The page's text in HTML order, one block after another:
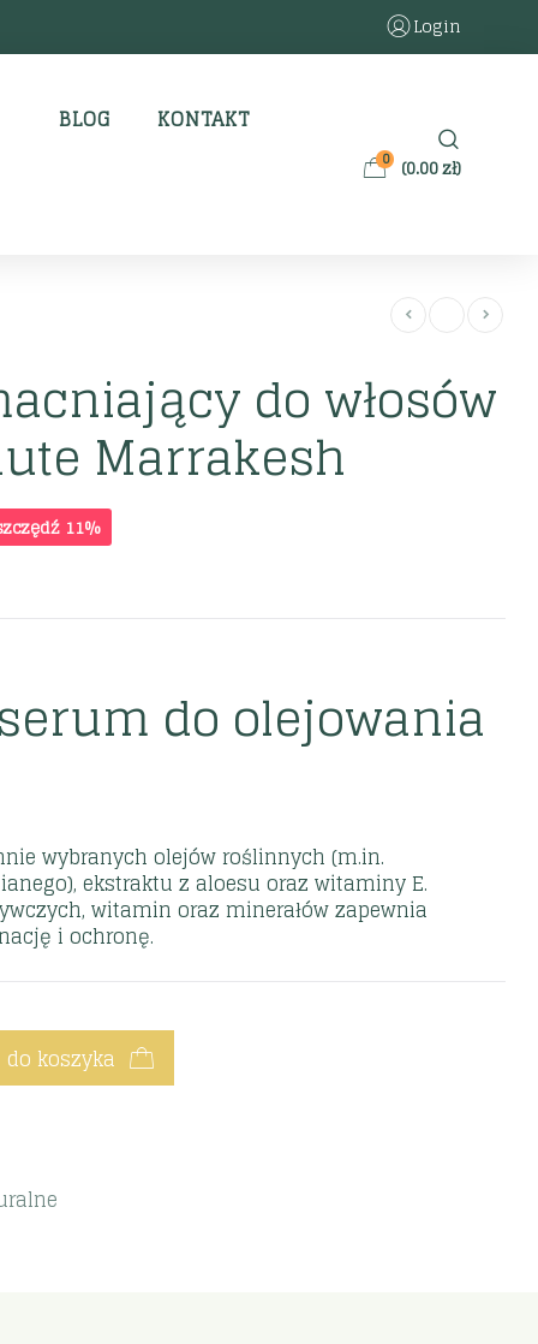
Login
BLOG KONTAKT
0 (0.00zł)
do włosów
Marrakesh
11%
do olejowania
wybranych olejów roślinnych (m.in.
ekstraktu z aloesu oraz witaminy E.
witamin oraz minerałów zapewnia
i ochronę.
do koszyka